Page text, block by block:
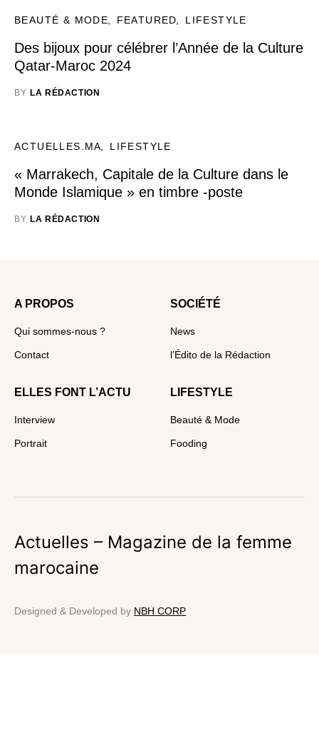
BEAUTÉ & MODE FEATURED LIFESTYLE
Des bijoux pour célébrer l’Année de la Culture
Qatar-Maroc 2024
BY LA RÉDACTION
ACTUELLES.MA LIFESTYLE
« Marrakech, Capitale de la Culture dans le
Monde Islamique » en timbre -poste
BY LA RÉDACTION
A PROPOS
Qui sommes-nous ?
Contact
SOCIÉTÉ
News
l’Édito de la Rédaction
ELLES FONT L’ACTU
Interview
Portrait
LIFESTYLE
Beauté & Mode
Fooding
Actuelles – Magazine de la femme
marocaine
Designed & Developed by NBH CORP